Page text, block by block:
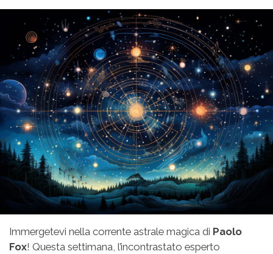
Immergetevi nella corrente astrale magica di Paolo
Fox! Questa settimana, l’incontrastato esperto